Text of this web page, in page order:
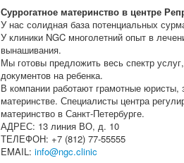
Суррогатное материнство в центре
У нас солидная база потенциальных
У клиники NGC многолетний опыт в
вынашивания.
Мы готовы предложить весь спектр
документов на ребенка.
В компании работают грамотные
материнстве. Специалисты центра
материнство в Санкт-Петербурге.
АДРЕС: 13 линия ВО, д. 10
ТЕЛЕФОН: +7 (812) 77-55555
EMAIL: info@ngc.clinic